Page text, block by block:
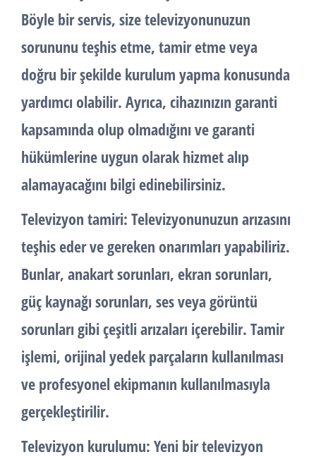
Böyle bir servis, size televizyonunuzun
sorununu teşhis etme, tamir etme veya
doğru bir şekilde kurulum yapma konusunda
yardımcı olabilir. Ayrıca, cihazınızın garanti
kapsamında olup olmadığını ve garanti
hükümlerine uygun olarak hizmet alıp
alamayacağını bilgi edinebilirsiniz.
Televizyon tamiri: Televizyonunuzun arızasını
teşhis eder ve gereken onarımları yapabiliriz.
Bunlar, anakart sorunları, ekran sorunları,
güç kaynağı sorunları, ses veya görüntü
sorunları gibi çeşitli arızaları içerebilir. Tamir
işlemi, orijinal yedek parçaların kullanılması
ve profesyonel ekipmanın kullanılmasıyla
gerçekleştirilir.
Televizyon kurulumu: Yeni bir televizyon